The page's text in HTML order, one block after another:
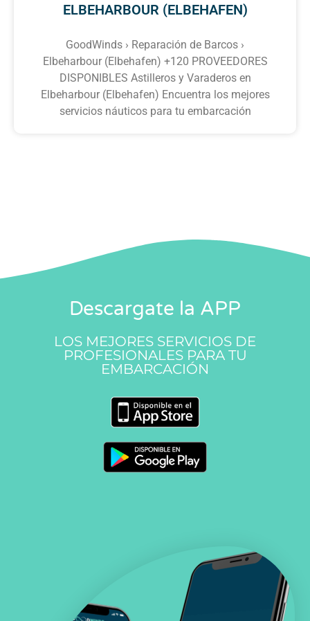
ELBEHARBOUR (ELBEHAFEN)
GoodWinds › Reparación de Barcos ›
Elbeharbour (Elbehafen) +120 PROVEEDORES
DISPONIBLES Astilleros y Varaderos en
Elbeharbour (Elbehafen) Encuentra los mejores
servicios náuticos para tu embarcación
Descargate la APP
LOS MEJORES SERVICIOS DE
PROFESIONALES PARA TU
EMBARCACIÓN